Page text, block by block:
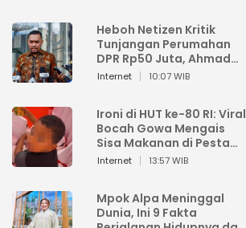
Heboh Netizen Kritik
Tunjangan Perumahan
DPR Rp50 Juta, Ahmad
Sahroni: Enggak Senang
Internet 10:07 WIB
Ironi di HUT ke-80 RI: Viral
Bocah Gowa Mengais
Sisa Makanan di Pesta
Kemerdekaan
Internet 13:57 WIB
Mpok Alpa Meninggal
Dunia, Ini 9 Fakta